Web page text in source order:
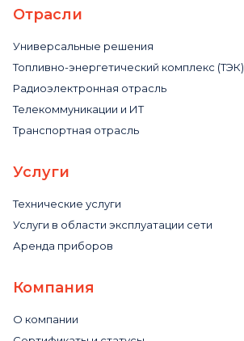
Отрасли
Универсальные решения
Топливно-энергетический комплекс (ТЭК)
Радиоэлектронная отрасль
Телекоммуникации и ИТ
Транспортная отрасль
Услуги
Технические услуги
Услуги в области эксплуатации сети
Аренда приборов
Компания
О компании